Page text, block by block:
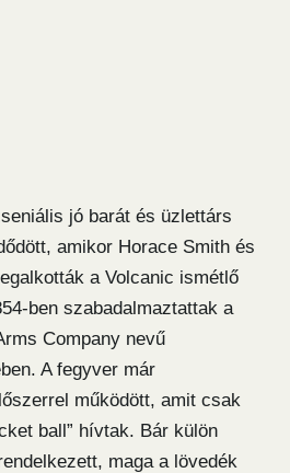
jó barát és üzlettárs
amikor Horace Smith és
a Volcanic ismétlő
ben szabadalmaztattak a
Company nevű
A fegyver már
működött, amit csak
ball” hívtak. Bár külön
maga a lövedék